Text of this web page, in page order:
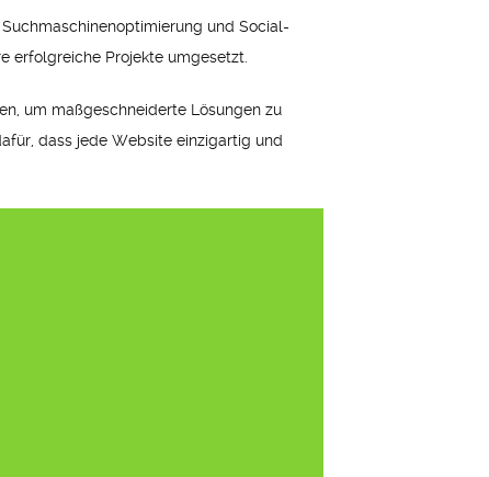
und Social-
erfolgreiche Projekte umgesetzt.
um maßgeschneiderte Lösungen zu
dass jede Website einzigartig und